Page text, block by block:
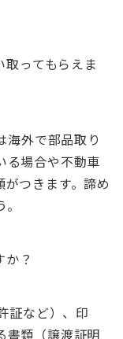
ってもらえま
海外で部品取り
る場合や不動車
つきます。諦め
？
証など）、印
書類（譲渡証明